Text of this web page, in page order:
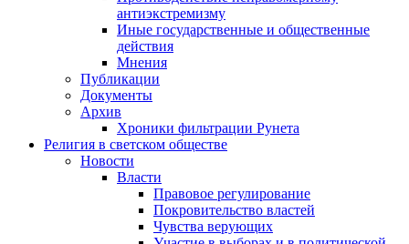
антиэкстремизму
Иные государственные и общественные
действия
Мнения
Публикации
Документы
Архив
Хроники фильтрации Рунета
Религия в светском обществе
Новости
Власти
Правовое регулирование
Покровительство властей
Чувства верующих